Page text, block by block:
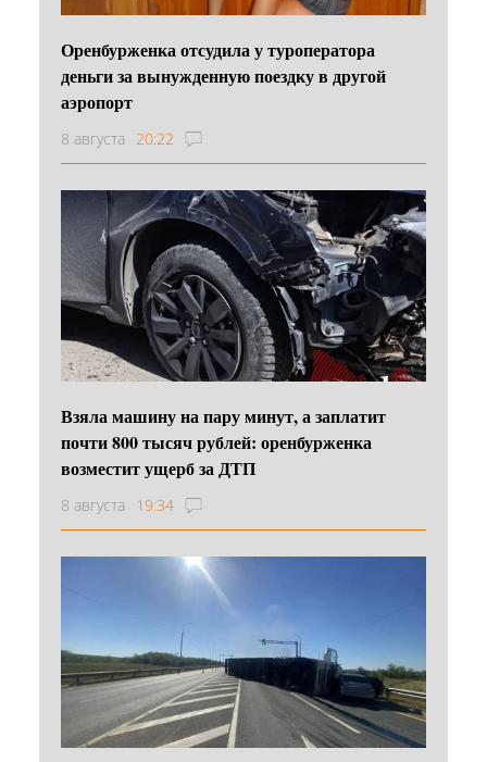
Оренбурженка отсудила у туроператора
деньги за вынужденную поездку в другой
аэропорт
8 августа 20:22
Взяла машину на пару минут, а заплатит
почти 800 тысяч рублей: оренбурженка
возместит ущерб за ДТП
8 августа 19:34